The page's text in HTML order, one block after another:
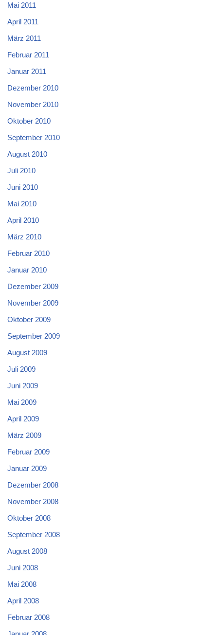
Mai 2011
April 2011
März 2011
Februar 2011
Januar 2011
Dezember 2010
November 2010
Oktober 2010
September 2010
August 2010
Juli 2010
Juni 2010
Mai 2010
April 2010
März 2010
Februar 2010
Januar 2010
Dezember 2009
November 2009
Oktober 2009
September 2009
August 2009
Juli 2009
Juni 2009
Mai 2009
April 2009
März 2009
Februar 2009
Januar 2009
Dezember 2008
November 2008
Oktober 2008
September 2008
August 2008
Juni 2008
Mai 2008
April 2008
Februar 2008